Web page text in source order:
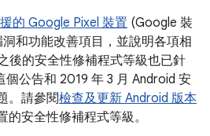
的 Google Pixel 裝置 (Google 裝
和功能改善項目，並說明各項相
後的安全性修補程式等級也已針
公告和 2019 年 3 月 Android 安
。請參閱檢查及更新 Android 版本
安全性修補程式等級。